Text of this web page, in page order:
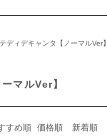
テディデキャンタ【ノーマルVer】
マルVer】
すめ順 価格順 新着順